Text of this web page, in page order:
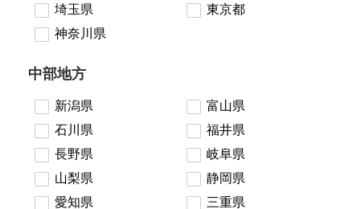
埼玉県
東京都
神奈川県
中部地方
新潟県
富山県
石川県
福井県
長野県
岐阜県
山梨県
静岡県
愛知県
三重県